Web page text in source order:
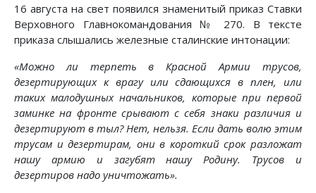
16 августа на свет появился знаменитый приказ Ставки
Верховного Главнокомандования № 270. В тексте
приказа слышались железные сталинские интонации:
«Можно ли терпеть в Красной Армии трусов,
дезертирующих к врагу или сдающихся в плен, или
таких малодушных начальников, которые при первой
заминке на фронте срывают с себя знаки различия и
дезертируют в тыл? Нет, нельзя. Если дать волю этим
трусам и дезертирам, они в короткий срок разложат
нашу армию и загубят нашу Родину. Трусов и
дезертиров надо уничтожать».